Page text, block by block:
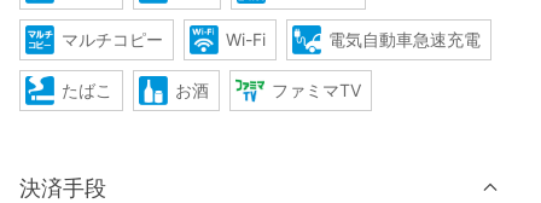
マルチコピー Wi-Fi 電気自動車急速充電
たばこ お酒 ファミマTV
決済手段